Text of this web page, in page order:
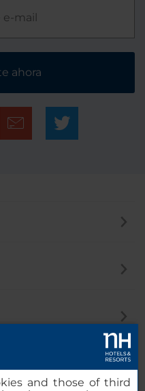
ahora
and those of third